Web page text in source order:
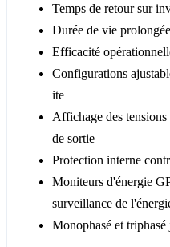
Temps de retour sur
Durée de vie
Efficacité
Configurations
ite
Affichage des
de sortie
Protection interne
Moniteurs d'énergie
surveillance de
Monophasé et